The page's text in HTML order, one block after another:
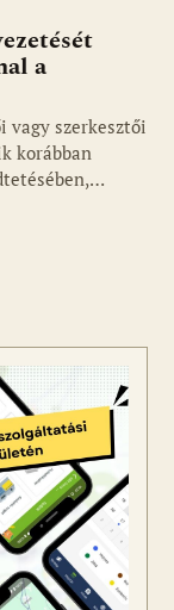
a
vagy szerkesztői
korábban